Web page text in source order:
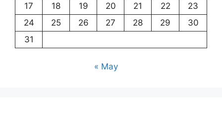
17
18 19 20 21 22
23
24
25 26 27 28 29
30
31
« May